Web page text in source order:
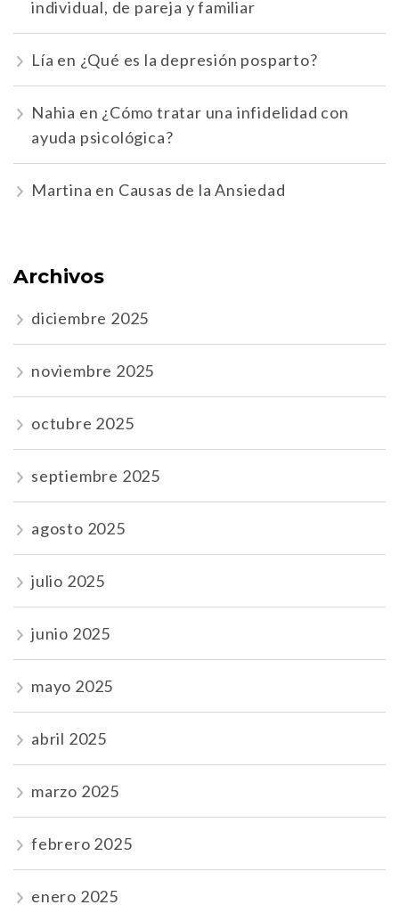
individual, de pareja y familiar
Lía en ¿Qué es la depresión posparto?
Nahia en ¿Cómo tratar una infidelidad con
ayuda psicológica?
Martina en Causas de la Ansiedad
Archivos
diciembre 2025
noviembre 2025
octubre 2025
septiembre 2025
agosto 2025
julio 2025
junio 2025
mayo 2025
abril 2025
marzo 2025
febrero 2025
enero 2025